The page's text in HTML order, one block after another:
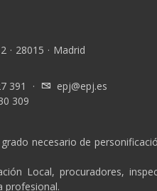
· 28015 · Madrid
391 ·
epj@epj.es
309
necesario de
Local, procuradores,
profesional.